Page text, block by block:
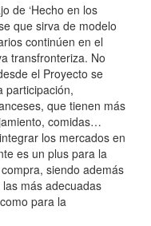
de ‘Hecho en los
que sirva de modelo
continúen en el
transfronteriza. No
el Proyecto se
participación,
que tienen más
comidas…
los mercados en
es un plus para la
siendo además
más adecuadas
para la